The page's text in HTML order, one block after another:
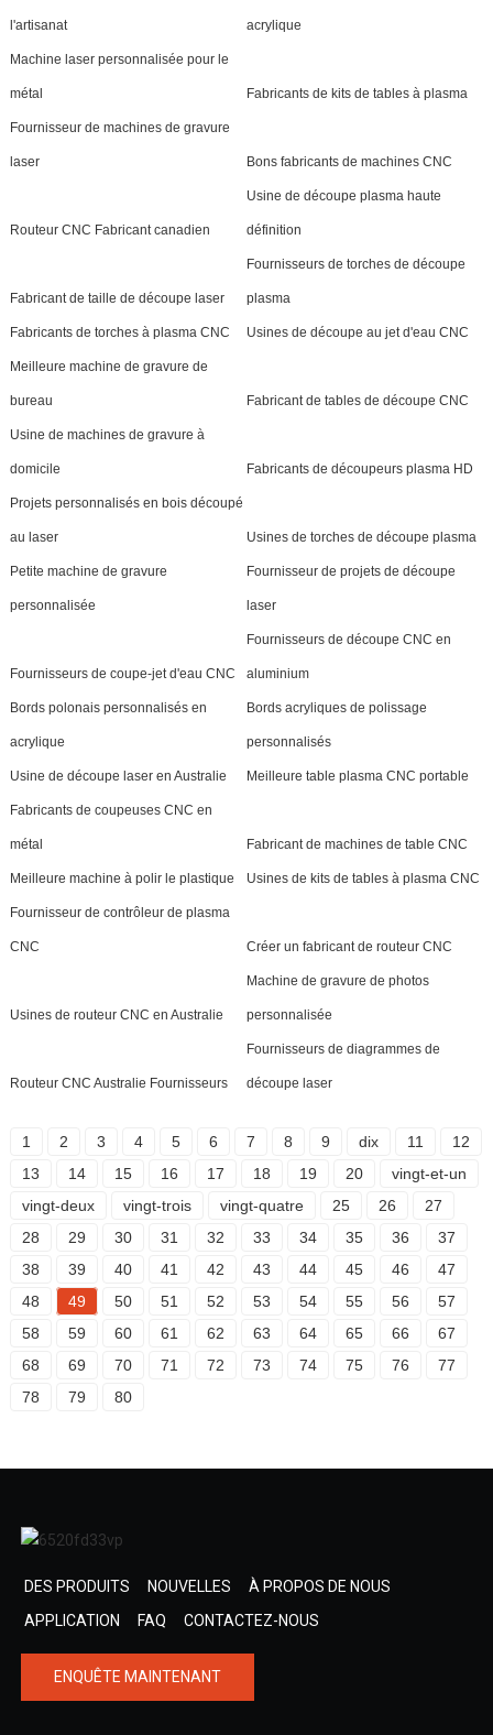
l'artisanat acrylique
Machine laser personnalisée pour le
métal Fabricants de kits de tables à plasma
Fournisseur de machines de gravure
laser Bons fabricants de machines CNC
Routeur CNC Fabricant canadien
Usine de découpe plasma haute
définition
Fabricant de taille de découpe laser
Fournisseurs de torches de découpe
plasma
Fabricants de torches à plasma CNC Usines de découpe au jet d'eau CNC
Meilleure machine de gravure de
bureau Fabricant de tables de découpe CNC
Usine de machines de gravure à
domicile Fabricants de découpeurs plasma HD
Projets personnalisés en bois découpé
au laser Usines de torches de découpe plasma
Petite machine de gravure
personnalisée
Fournisseur de projets de découpe
laser
Fournisseurs de coupe-jet d'eau CNC
Fournisseurs de découpe CNC en
aluminium
Bords polonais personnalisés en
acrylique
Bords acryliques de polissage
personnalisés
Usine de découpe laser en Australie Meilleure table plasma CNC portable
Fabricants de coupeuses CNC en
métal Fabricant de machines de table CNC
Meilleure machine à polir le plastique Usines de kits de tables à plasma CNC
Fournisseur de contrôleur de plasma
CNC Créer un fabricant de routeur CNC
Usines de routeur CNC en Australie
Machine de gravure de photos
personnalisée
Routeur CNC Australie Fournisseurs
Fournisseurs de diagrammes de
découpe laser
1 2 3 4 5 6 7 8 9 dix 11
12
13
14 15 16 17 18 19 20
vingt-et-un
vingt-deux
vingt-trois vingt-quatre 25 26
27
28
29 30 31 32 33 34 35 36
37
38
39 40 41 42 43 44 45 46
47
48
49 50 51 52 53 54 55 56
57
58
59 60 61 62 63 64 65 66
67
68
69 70 71 72 73 74 75 76
77
78
79 80
DES PRODUITS NOUVELLES
À PROPOS DE NOUS
APPLICATION
FAQ CONTACTEZ-NOUS
ENQUÊTE MAINTENANT